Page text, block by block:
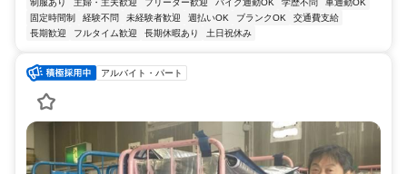
制服あり 主婦・主夫歓迎 フリーター歓迎 バイク通勤OK 学歴不問
車通勤OK
固定時間制
経験不問 未経験者歓迎 週払いOK ブランクOK
交通費支給
長期歓迎
フルタイム歓迎 長期休暇あり 土日祝休み
アルバイト・パート